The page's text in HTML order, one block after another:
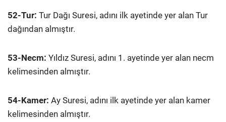
52-Tur: Tur Dağı Suresi, adını ilk ayetinde yer alan Tur
dağından almıştır.
53-Necm: Yıldız Suresi, adını 1. ayetinde yer alan necm
kelimesinden almıştır.
54-Kamer: Ay Suresi, adını ilk ayetinde yer alan kamer
kelimesinden almıştır.